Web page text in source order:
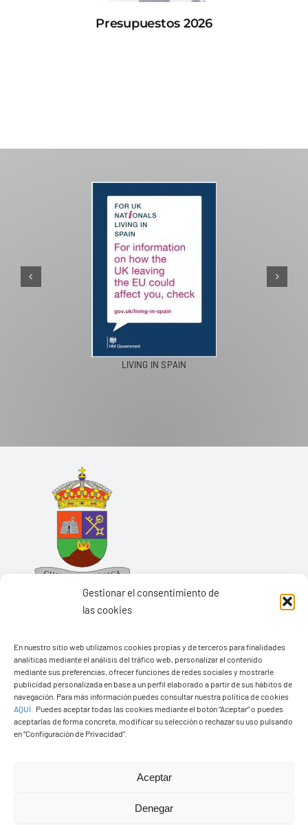
Gestionar el consentimiento de
las cookies
En nuestro sitio web utilizamos cookies propias y de terceros para finalidades
analíticas mediante el análisis del tráfico web, personalizar el contenido
mediante sus preferencias, ofrecer funciones de redes sociales y mostrarle
publicidad personalizada en base a un perfil elaborado a partir de sus hábitos de
navegación. Para más información puedes consultar nuestra política de cookies
AQUÍ
Puedes aceptar todas las cookies mediante el botón “Aceptar” o puedes
aceptarlas de forma concreta, modificar su selección o rechazar su uso pulsando
en “Configuración de Privacidad”.
Aceptar
Denegar
Presupuestos 2026
LIVING IN SPAIN
Ayuntamiento de Yaiza
Pza. de Los Remedios, 1
35570 – Yaiza
Tel:928 83 62 20
© Copyright2026 Ayuntamiento de Yaiza - Todos los